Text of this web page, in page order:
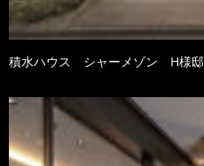
積水ハウス シャーメゾン H様邸